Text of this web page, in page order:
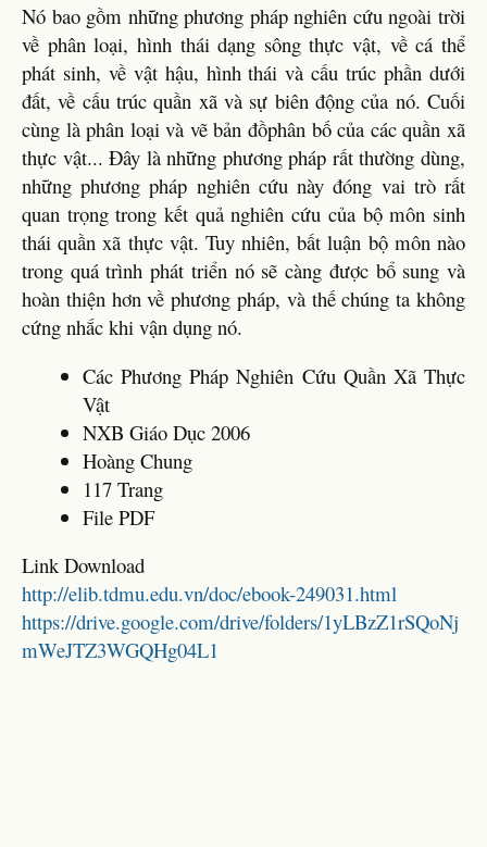
Nó bao gồm những phương pháp nghiên cứu ngoài trời
về phân loại, hình thái dạng sông thực vật, về cá thể
phát sinh, về vật hậu, hình thái và cấu trúc phần dưới
đất, về cấu trúc quần xã và sự biên động của nó. Cuối
cùng là phân loại và vẽ bản đồphân bố của các quần xã
thực vật... Đây là những phương pháp rất thường dùng,
những phương pháp nghiên cứu này đóng vai trò rất
quan trọng trong kết quả nghiên cứu của bộ môn sinh
thái quần xã thực vật. Tuy nhiên, bất luận bộ môn nào
trong quá trình phát triển nó sẽ càng được bổ sung và
hoàn thiện hơn về phương pháp, và thế chúng ta không
cứng nhắc khi vận dụng nó.
Các Phương Pháp Nghiên Cứu Quần Xã Thực
Vật
NXB Giáo Dục 2006
Hoàng Chung
117 Trang
File PDF
Link Download
http://elib.tdmu.edu.vn/doc/ebook-249031.html
https://drive.google.com/drive/folders/1yLBzZ1rSQoNj
mWeJTZ3WGQHg04L1